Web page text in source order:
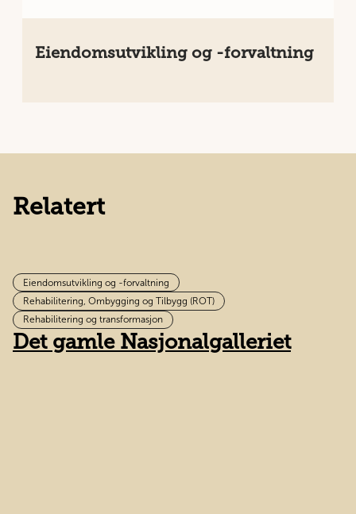
Eiendomsutvikling og -forvaltning
Relatert
Eiendomsutvikling og -forvaltning
Rehabilitering, Ombygging og Tilbygg (ROT)
Rehabilitering og transformasjon
Det gamle Nasjonalgalleriet